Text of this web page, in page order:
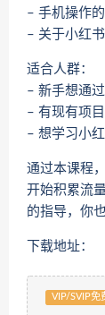
– 手机操作
– 关于小红
适合人群：
– 新手想通
– 有现有项
– 想学习小
通过本课程
开始积累流
的指导，你
下载地址：
VIP/SVIP免